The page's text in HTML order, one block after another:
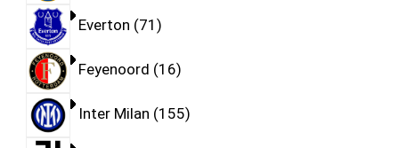
Everton 71
Feyenoord 16
Inter Milan 155